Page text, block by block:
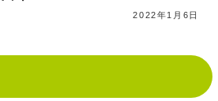
2022年1月6日